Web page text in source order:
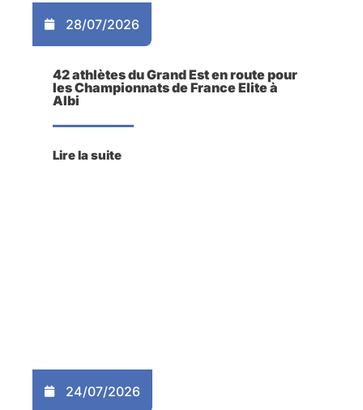
28/07/2026
42 athlètes du Grand Est en route pour
les Championnats de France Elite à
Albi
Lire la suite
24/07/2026